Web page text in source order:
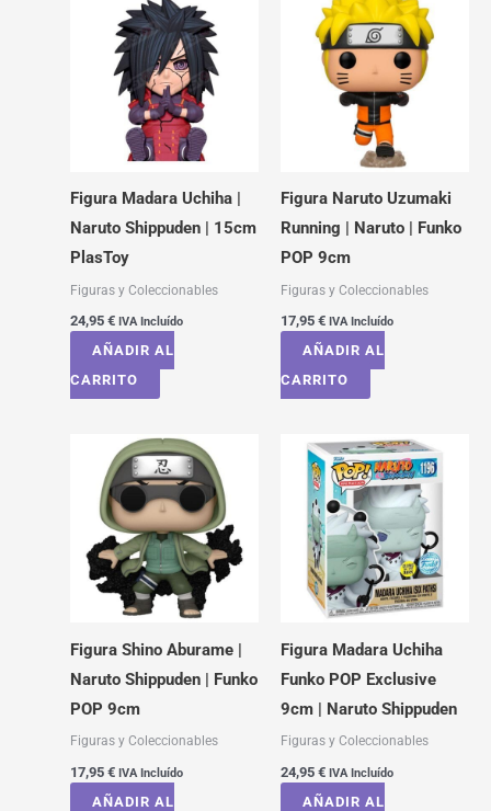
Figura Madara Uchiha |
Naruto Shippuden | 15cm
PlasToy
Figuras y Coleccionables
24,95 € IVA Incluído
AÑADIR AL
CARRITO
Figura Naruto Uzumaki
Running | Naruto | Funko
POP 9cm
Figuras y Coleccionables
17,95 € IVA Incluído
AÑADIR AL
CARRITO
Figura Shino Aburame |
Naruto Shippuden | Funko
POP 9cm
Figuras y Coleccionables
17,95 € IVA Incluído
AÑADIR AL
Figura Madara Uchiha
Funko POP Exclusive
9cm | Naruto Shippuden
Figuras y Coleccionables
24,95 € IVA Incluído
AÑADIR AL